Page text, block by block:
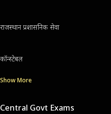
राजस्थान प्रशासनिक सेवा
कॉन्स्टेबल
Show More
Central Govt Exams